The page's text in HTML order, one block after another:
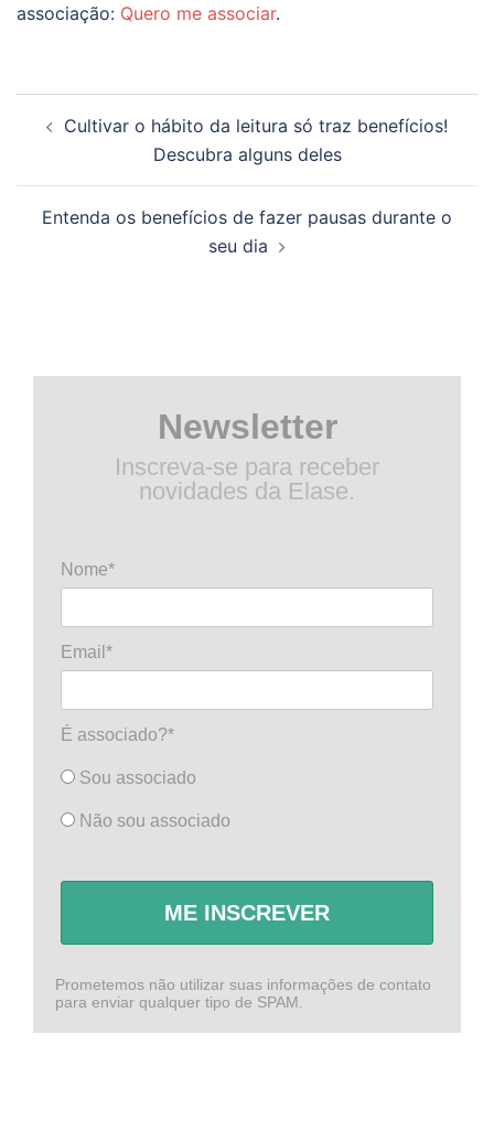
associação: Quero me associar.
de
Cultivar o hábito da leitura só traz benefícios!
Descubra alguns deles
Entenda os benefícios de fazer pausas durante o
seu dia
Newsletter
Inscreva-se para receber
novidades da Elase.
Nome*
Email*
É associado?*
Sou associado
Não sou associado
ME INSCREVER
Prometemos não utilizar suas informações de contato
para enviar qualquer tipo de SPAM.